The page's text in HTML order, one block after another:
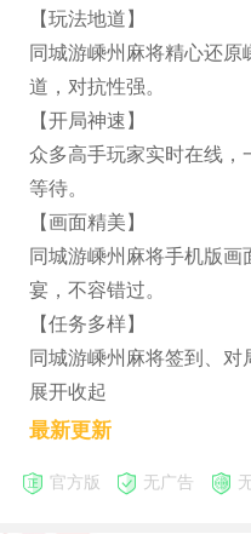
【玩法地道】
同城游嵊州麻将精心还
道，对抗性强。
【开局神速】
众多高手玩家实时在线，
等待。
【画面精美】
同城游嵊州麻将手机版
宴，不容错过。
【任务多样】
同城游嵊州麻将签到、对
展开收起
最新更新
官方版 无广告